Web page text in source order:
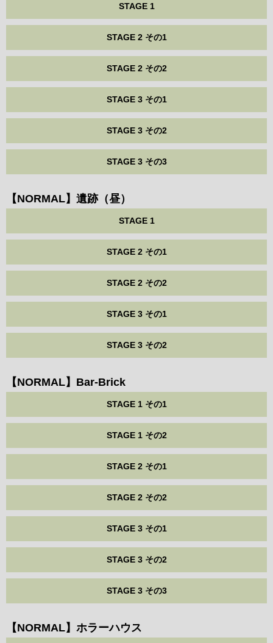
STAGE 1
STAGE 2 その1
STAGE 2 その2
STAGE 3 その1
STAGE 3 その2
STAGE 3 その3
【NORMAL】遺跡（昼）
STAGE 1
STAGE 2 その1
STAGE 2 その2
STAGE 3 その1
STAGE 3 その2
【NORMAL】Bar-Brick
STAGE 1 その1
STAGE 1 その2
STAGE 2 その1
STAGE 2 その2
STAGE 3 その1
STAGE 3 その2
STAGE 3 その3
【NORMAL】ホラーハウス